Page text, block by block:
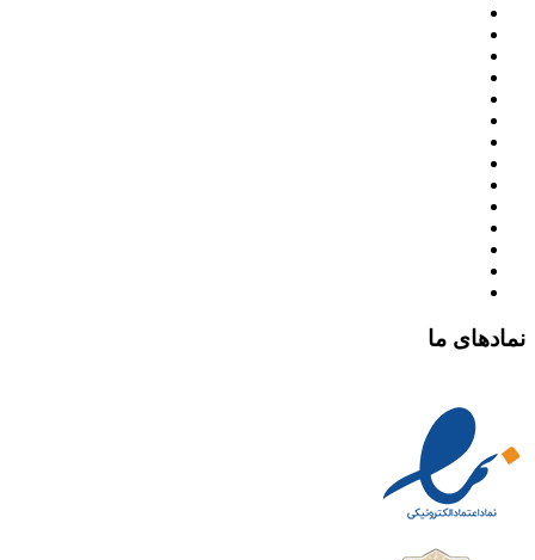
نمادهای ما